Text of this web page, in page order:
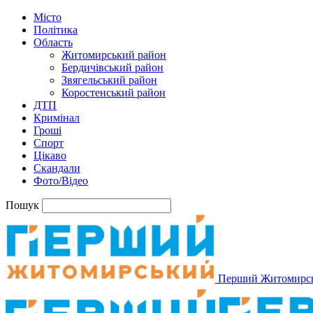
Місто
Політика
Область
Житомирський район
Бердичівський район
Звягельський район
Коростенський район
ДТП
Кримінал
Гроші
Спорт
Цікаво
Скандали
Фото/Відео
Пошук
Перший